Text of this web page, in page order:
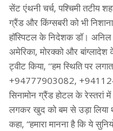
सेंट एंथनी चर्च,पश्चिमी तटीय
ग्रैंड और किंग्सबरी को भी
हॉस्पिटल के निदेशक डॉ।
अमेरिका,मोरक्को और
ट्वीट किया, ‘‘हम स्थिति पर
+94777903082,
सिनामोन ग्रैंड होटल के रेस्तरां
लगकर खुद को बम से उड़ा लिया
कहा, “हमारा मानना है कि ये